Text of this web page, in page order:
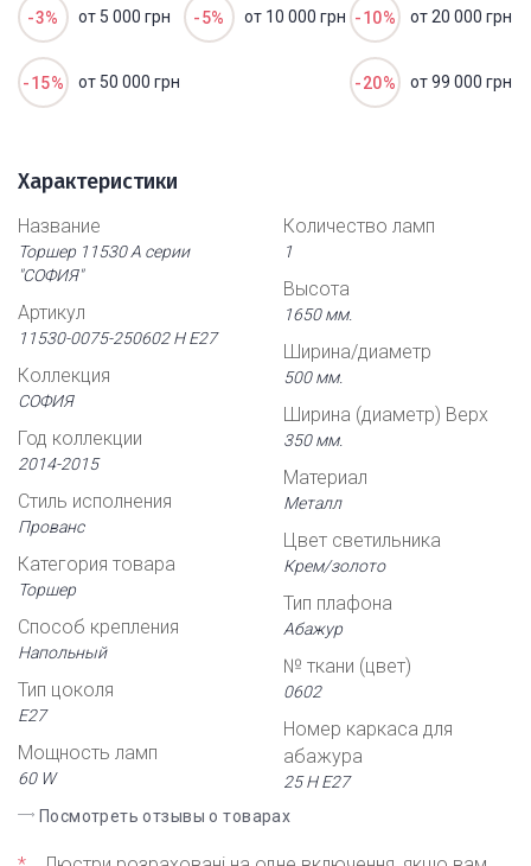
-3% от 5 000 грн -5% от 10 000 грн -10% от 20 000 грн
-15% от 50 000 грн -20% от 99 000 грн
Характеристики
Название
Торшер 11530 А серии
"СОФИЯ"
Артикул
11530-0075-250602 Н Е27
Коллекция
СОФИЯ
Год коллекции
2014-2015
Стиль исполнения
Прованс
Категория товара
Торшер
Способ крепления
Напольный
Тип цоколя
Е27
Мощность ламп
60 W
Количество ламп
1
Высота
1650 мм.
Ширина/диаметр
500 мм.
Ширина (диаметр) Верх
350 мм.
Материал
Металл
Цвет светильника
Крем/золото
Тип плафона
Абажур
№ ткани (цвет)
0602
Номер каркаса для
абажура
25 Н Е27
Посмотреть отзывы о товарах